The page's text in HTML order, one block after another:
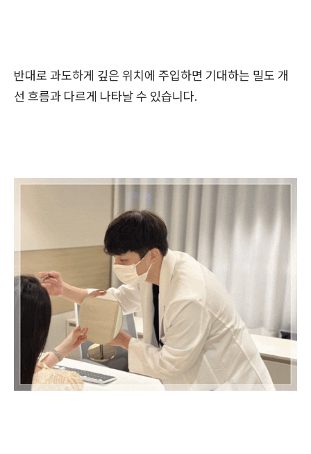
반대로 과도하게 깊은 위치에 주입하면 기대하는 밀도 개
선 흐름과 다르게 나타날 수 있습니다.